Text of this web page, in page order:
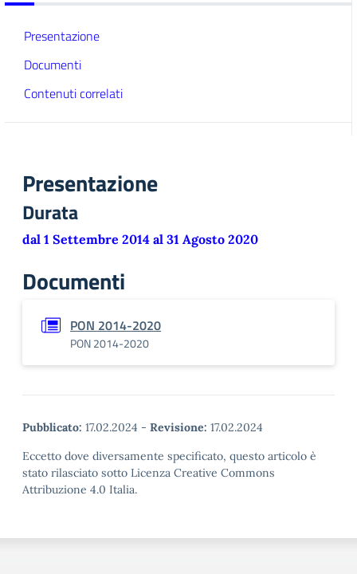
Presentazione
Documenti
Contenuti correlati
Presentazione
Durata
dal 1 Settembre 2014 al 31 Agosto 2020
Documenti
PON 2014-2020
PON 2014-2020
Pubblicato: 17.02.2024 - Revisione: 17.02.2024
Eccetto dove diversamente specificato, questo articolo è
stato rilasciato sotto Licenza Creative Commons
Attribuzione 4.0 Italia.